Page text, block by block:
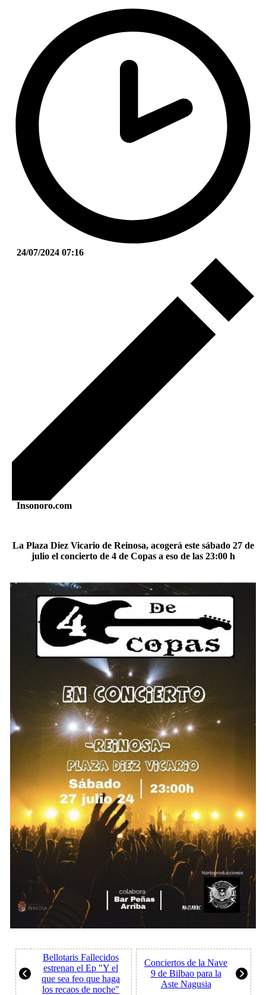
24/07/2024 07:16
Insonoro.com
La Plaza Diez Vicario de Reinosa, acogerá este sábado 27 de
julio el concierto de 4 de Copas a eso de las 23:00 h
Bellotaris Fallecidos
estrenan el Ep "Y el
que sea feo que haga
los recaos de noche"
Conciertos de la Nave
9 de Bilbao para la
Aste Nagusia